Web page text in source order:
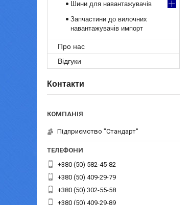
Шини для навантажувачів
Запчастини до вилочних
навантажувачів импорт
Про нас
Відгуки
Контакти
Підприємство "Стандарт"
+380 (50) 582-45-82
+380 (50) 409-29-79
+380 (50) 302-55-58
+380 (50) 409-29-89